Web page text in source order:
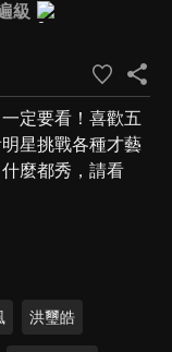
級
定要看！喜歡五
星挑戰各種才藝
麼都秀，請看
洪璽皓